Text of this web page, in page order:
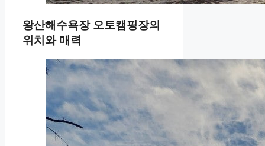
왕산해수욕장 오토캠핑장의
위치와 매력